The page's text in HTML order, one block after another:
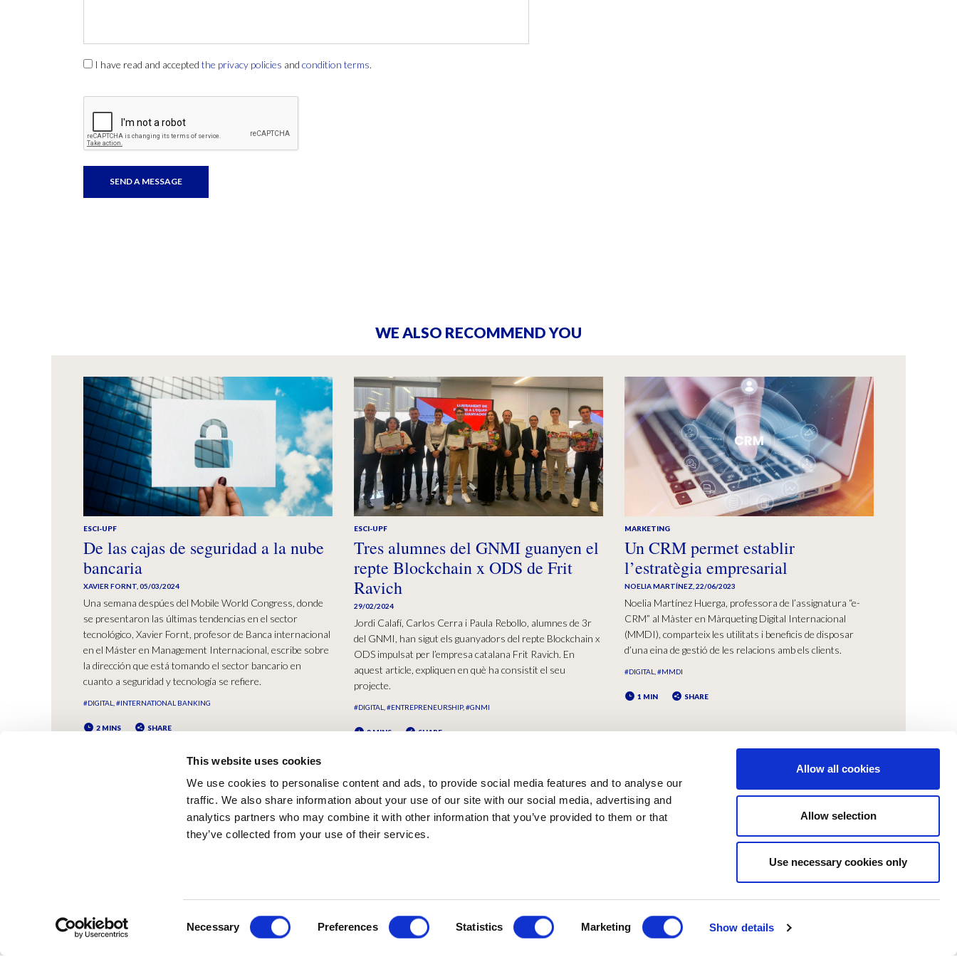
This website uses cookies
We use cookies to personalise content and ads, to provide social media features and to analyse our
traffic. We also share information about your use of our site with our social media, advertising and
analytics partners who may combine it with other information that you’ve provided to them or that
they’ve collected from your use of their services.
Necessary Preferences Statistics Marketing Show details
Allow all cookies
Allow selection
Use necessary cookies only
I have read and accepted the privacy policies and condition terms.
WE ALSO RECOMMEND YOU
ESCI-UPF
De las cajas de seguridad a la nube
bancaria
XAVIER FORNT,05/03/2024
Una semana despúes del Mobile World Congress, donde
se presentaron las últimas tendencias en el sector
tecnológico, Xavier Fornt, profesor de Banca internacional
en el Máster en Management Internacional, escribe sobre
la dirección que está tomando el sector bancario en
cuanto a seguridad y tecnología se refiere.
#DIGITAL #INTERNATIONAL BANKING
2 MINS SHARE
ESCI-UPF
Tres alumnes del GNMI guanyen el
repte Blockchain x ODS de Frit
Ravich
29/02/2024
Jordi Calafí, Carlos Cerra i Paula Rebollo, alumnes de 3r
del GNMI, han sigut els guanyadors del repte Blockchain x
ODS impulsat per l’empresa catalana Frit Ravich. En
aquest article, expliquen en què ha consistit el seu
projecte.
#DIGITAL #ENTREPRENEURSHIP #GNMI
2 MINS SHARE
MARKETING
Un CRM permet establir
l’estratègia empresarial
NOELIA MARTÍNEZ,22/06/2023
Noelia Martínez Huerga, professora de l’assignatura “e-
CRM” al Màster en Màrqueting Digital Internacional
(MMDI), comparteix les utilitats i beneficis de disposar
d’una eina de gestió de les relacions amb els clients.
#DIGITAL #MMDI
1 MIN SHARE
© ESCI-UPF | BARCELONA 2026 AVISO LEGAL POLÍTICA DE PRIVACIDAD Y COOKIES